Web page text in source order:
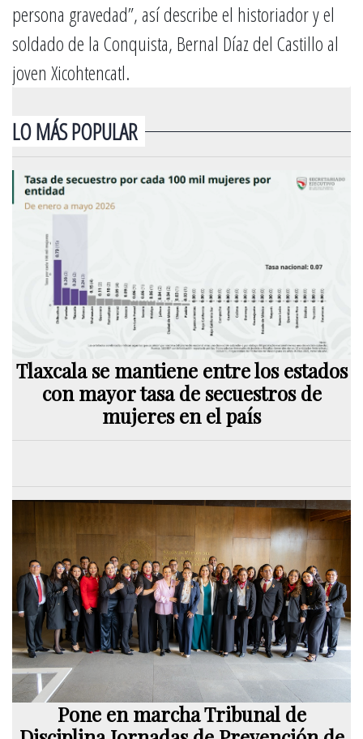
persona gravedad”, así describe el historiador y el
soldado de la Conquista, Bernal Díaz del Castillo al
joven Xicohtencatl.
LO MÁS POPULAR
Tlaxcala se mantiene entre los estados
con mayor tasa de secuestros de
mujeres en el país
Pone en marcha Tribunal de